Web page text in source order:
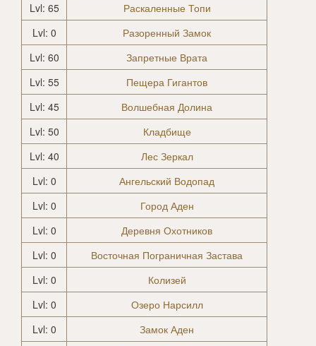
Lvl: 65
Раскаленные Топи
Lvl: 0
Разоренный Замок
Lvl: 60
Запретные Врата
Lvl: 55
Пещера Гигантов
Lvl: 45
Волшебная Долина
Lvl: 50
Кладбище
Lvl: 40
Лес Зеркал
Lvl: 0
Ангельский Водопад
Lvl: 0
Город Аден
Lvl: 0
Деревня Охотников
Lvl: 0
Восточная Пограничная Застава
Lvl: 0
Колизей
Lvl: 0
Озеро Нарсилл
Lvl: 0
Замок Аден